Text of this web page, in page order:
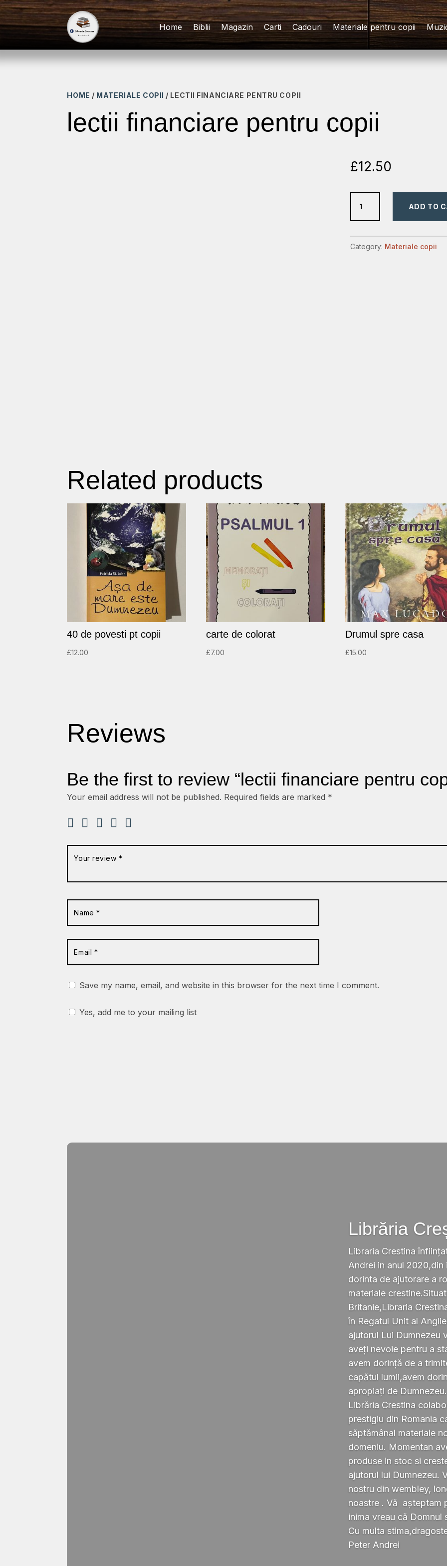
Home Biblii Magazin Carti Cadouri Materiale pentru copii
HOME / MATERIALE COPII / LECTII FINANCIARE PENTRU COPII
lectii financiare pentru copii
£12.50
ADD TO
Category: Materiale copii
Related products
40 de povesti pt copii
£12.00
carte de colorat
£7.00
Drumul spre casa
£15.00
Reviews
Be the first to review “lectii financiare pentru
Your email address will not be published. Required fields are marked *
Save my name, email, and website in this browser for the next time I comment.
Yes, add me to your mailing list
Librăria
Libraria Crestina
Andrei in anul
dorinta de ajutorare a
materiale
Britanie,Libraria
în Regatul Unit al
ajutorul Lui Dumnezeu
aveți nevoie pentru a
avem dorință de a
capătul lumii,avem
apropiați de Dumnezeu.
Librăria Crestina
prestigiu din Romania
săptămânal materiale
domeniu. Momentan
produse in stoc si
ajutorul lui Dumnezeu.
nostru din wembley,
noastre . Vă așteptam
inima vreau că Domnul
Cu multa
Peter Andrei